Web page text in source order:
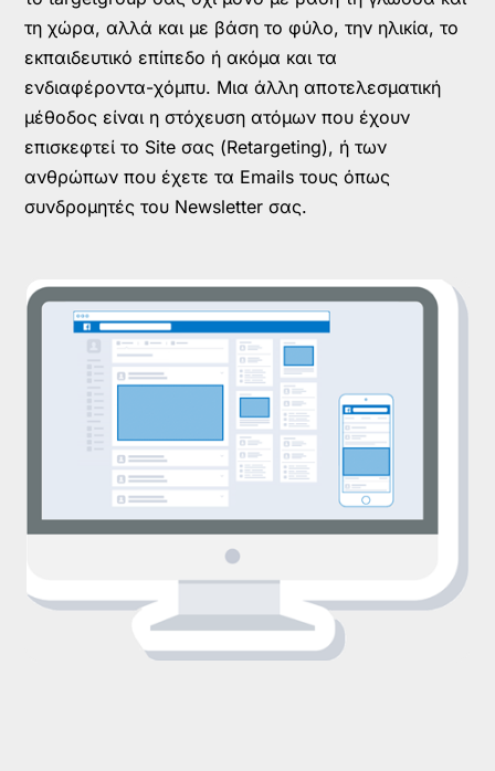
τη χώρα, αλλά και με βάση το φύλο, την ηλικία, το
εκπαιδευτικό επίπεδο ή ακόμα και τα
ενδιαφέροντα-χόμπυ. Μια άλλη αποτελεσματική
μέθοδος είναι η στόχευση ατόμων που έχουν
επισκεφτεί το Site σας (Retargeting), ή των
ανθρώπων που έχετε τα Emails τους όπως
συνδρομητές του Newsletter σας.